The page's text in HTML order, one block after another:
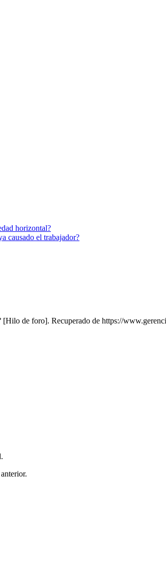
horizontal?
causado el trabajador?
[Hilo de foro]. Recuperado de https://